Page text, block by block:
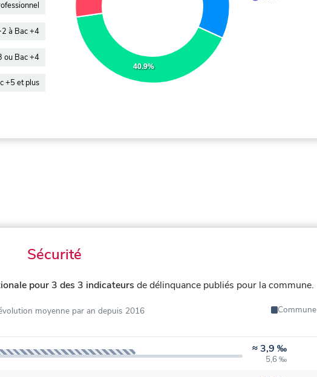
à Bac +4
ou Bac +4
+5 et plus
40.9%
Sécurité
pour 3 des 3 indicateurs de délinquance publiés pour la commune.
moyenne par an depuis 2016 Commune
≈ 3,9 ‰
5,6 ‰